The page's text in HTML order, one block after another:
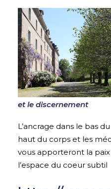
et le discernement
L’ancrage dans le bas
haut du corps et les
vous apporteront la
l’espace du coeur subtil